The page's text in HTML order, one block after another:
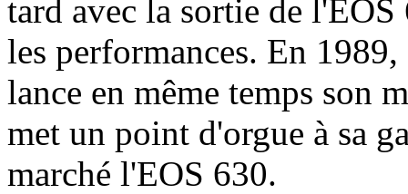
tard avec la sortie de
les performances. En
lance en même temps son
met un point d'orgue à sa
marché l'EOS 630.